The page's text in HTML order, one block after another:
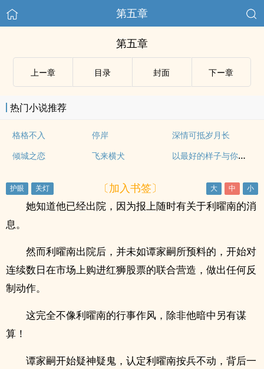
第五章
第五章
上ー章 目录 封面 下ー章
热门小说推荐
格格不入 停岸
深情可抵岁月长
倾城之恋
飞来横犬 以最好的样子与你相遇
〔加入书签〕
她知道他已经出院，因为报上随时有关于利曜南的消
息。
然而利曜南出院后，并未如谭家嗣所预料的，开始对
连续数日在市场上购进红狮股票的联合营造，做出任何反
制动作。
这完全不像利曜南的行事作风，除非他暗中另有谋
算！
谭家嗣开始疑神疑鬼，认定利曜南按兵不动，背后一